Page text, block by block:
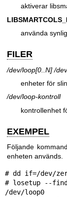
aktiverar
använda
FILER
/dev/loop[0..N] /
enheter för
/dev/loop-kontroll
kontrollenhet
EXEMPEL
Följande
enheten används.
# dd if=/dev/
# losetup --
/dev/loop0